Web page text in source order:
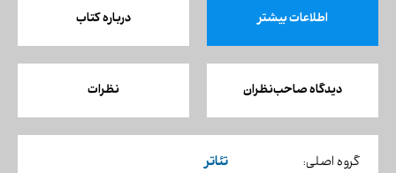
اطلاعات بیشتر درباره کتاب
دیدگاه صاحب‌نظران نظرات
گروه اصلی: تئاتر